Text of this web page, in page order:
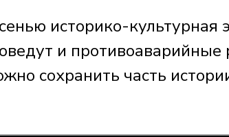
историко-культурная
и противоаварийные
сохранить часть